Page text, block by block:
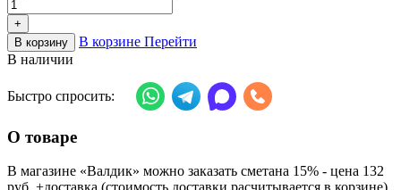
+
В корзину
В корзине Перейти
В наличии
Быстро спросить:
О товаре
В магазине «Валдик» можно заказать сметана 15% - цена 132